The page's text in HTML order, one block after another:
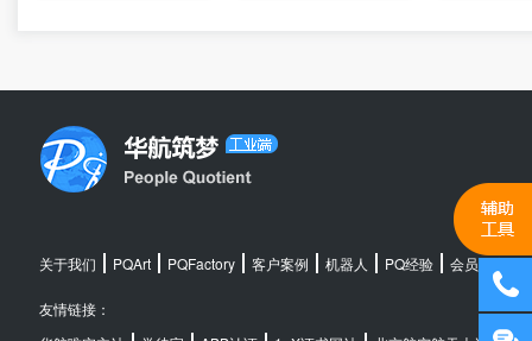
关于我们 PQArt PQFactory 客户案例 机器人 PQ经验 会员中心
友情链接：